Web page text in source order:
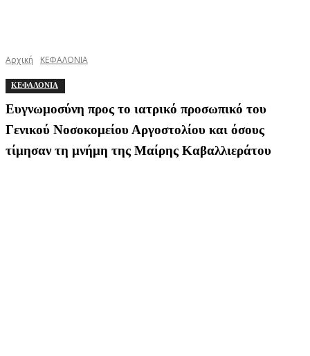
Αρχική ΚΕΦΑΛΟΝΙΑ
ΚΕΦΑΛΟΝΙΑ
Ευγνωμοσύνη προς το ιατρικό προσωπικό του
Γενικού Νοσοκομείου Αργοστολίου και όσους
τίμησαν τη μνήμη της Μαίρης Καβαλλιεράτου